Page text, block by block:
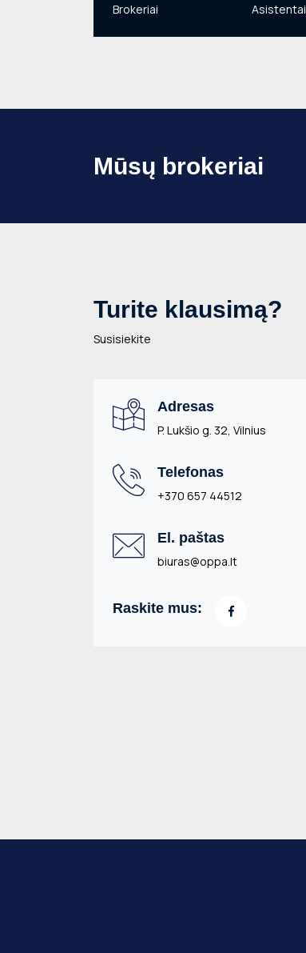
Brokeriai Asistentai
Mūsų brokeriai
Turite klausimą?
Susisiekite
Adresas
P. Lukšio g. 32, Vilnius
Telefonas
+370 657 44512
El. paštas
biuras@oppa.lt
Raskite mus: